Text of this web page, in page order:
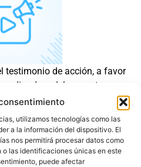
utilizamos tecnologías como las
a la información del dispositivo. El
nos permitirá procesar datos como
las identificaciones únicas en este
puede afectar
testimonio de acción, a favor
del proyecto
las condiciones de vida de
enlazado